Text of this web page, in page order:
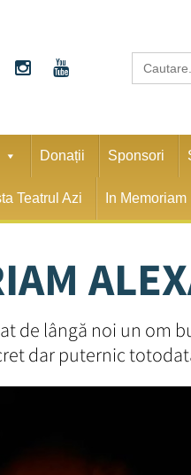
Search
for:
Donații Sponsori
Teatrul Azi In Memoriam
de lângă noi un om
dar puternic